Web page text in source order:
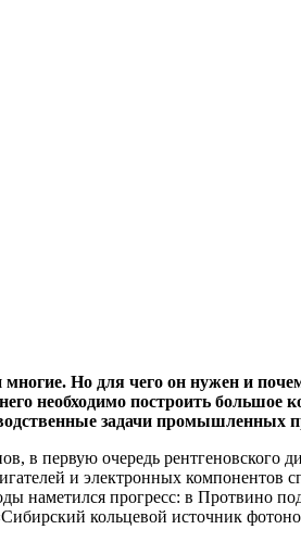
Но для чего он нужен и
необходимо построить большое
задачи промышленных
в первую очередь рентгеновского
и электронных компонентов
наметился прогресс: в Протвино
кольцевой источник